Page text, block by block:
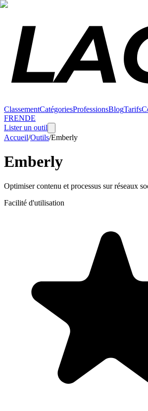
ClassementCatégoriesProfessionsBlogTarifs
FRENDE
Lister un outil
Accueil/Outils/Emberly
Emberly
Optimiser contenu et processus sur réseaux
Facilité d'utilisation